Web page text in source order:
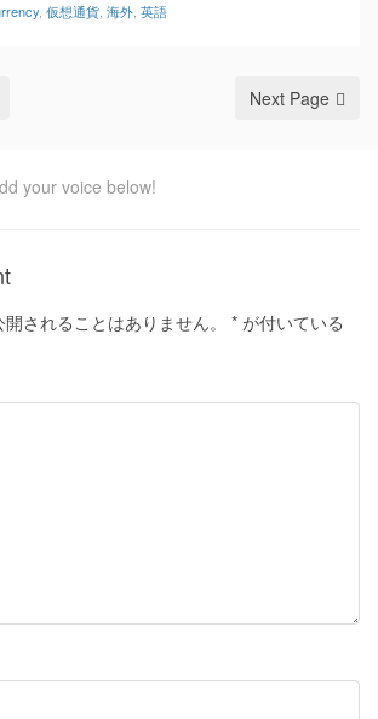
仮想通貨 海外 英語
Next Page
your voice below!
されることはありません。 * が付いている